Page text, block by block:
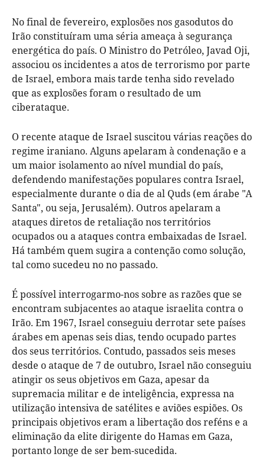
No final de fevereiro, explosões nos gasodutos do
Irão constituíram uma séria ameaça à segurança
energética do país. O Ministro do Petróleo, Javad Oji,
associou os incidentes a atos de terrorismo por parte
de Israel, embora mais tarde tenha sido revelado
que as explosões foram o resultado de um
ciberataque.
O recente ataque de Israel suscitou várias reações do
regime iraniano. Alguns apelaram à condenação e a
um maior isolamento ao nível mundial do país,
defendendo manifestações populares contra Israel,
especialmente durante o dia de al Quds (em árabe "A
Santa", ou seja, Jerusalém). Outros apelaram a
ataques diretos de retaliação nos territórios
ocupados ou a ataques contra embaixadas de Israel.
Há também quem sugira a contenção como solução,
tal como sucedeu no no passado.
É possível interrogarmo-nos sobre as razões que se
encontram subjacentes ao ataque israelita contra o
Irão. Em 1967, Israel conseguiu derrotar sete países
árabes em apenas seis dias, tendo ocupado partes
dos seus territórios. Contudo, passados seis meses
desde o ataque de 7 de outubro, Israel não conseguiu
atingir os seus objetivos em Gaza, apesar da
supremacia militar e de inteligência, expressa na
utilização intensiva de satélites e aviões espiões. Os
principais objetivos eram a libertação dos reféns e a
eliminação da elite dirigente do Hamas em Gaza,
portanto longe de ser bem-sucedida.